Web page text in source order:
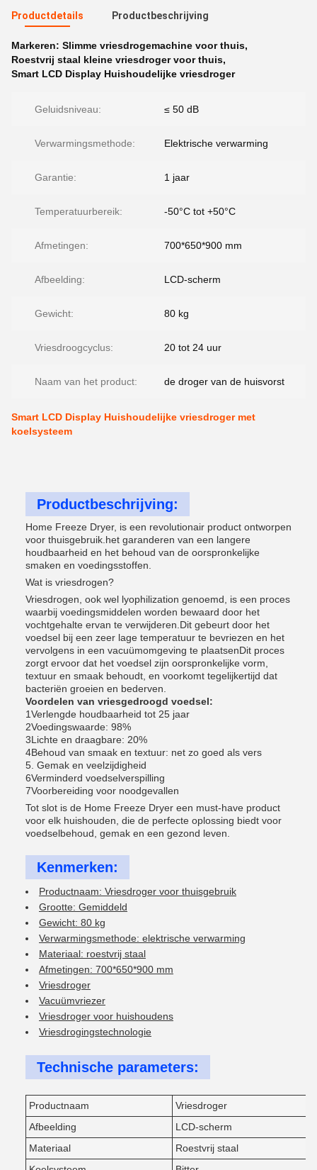
Productdetails Productbeschrijving
Markeren: Slimme vriesdrogemachine voor thuis,
Roestvrij staal kleine vriesdroger voor thuis,
Smart LCD Display Huishoudelijke vriesdroger
Geluidsniveau: ≤ 50 dB
Verwarmingsmethode: Elektrische verwarming
Garantie: 1 jaar
Temperatuurbereik: -50°C tot +50°C
Afmetingen: 700*650*900 mm
Afbeelding: LCD-scherm
Gewicht: 80 kg
Vriesdroogcyclus: 20 tot 24 uur
Naam van het product: de droger van de huisvorst
Smart LCD Display Huishoudelijke vriesdroger met
koelsysteem
Productbeschrijving:
Home Freeze Dryer, is een revolutionair product ontworpen
voor thuisgebruik.het garanderen van een langere
houdbaarheid en het behoud van de oorspronkelijke
smaken en voedingsstoffen.
Wat is vriesdrogen?
Vriesdrogen, ook wel lyophilization genoemd, is een proces
waarbij voedingsmiddelen worden bewaard door het
vochtgehalte ervan te verwijderen.Dit gebeurt door het
voedsel bij een zeer lage temperatuur te bevriezen en het
vervolgens in een vacuümomgeving te plaatsenDit proces
zorgt ervoor dat het voedsel zijn oorspronkelijke vorm,
textuur en smaak behoudt, en voorkomt tegelijkertijd dat
bacteriën groeien en bederven.
Voordelen van vriesgedroogd voedsel:
1Verlengde houdbaarheid tot 25 jaar
2Voedingswaarde: 98%
3Lichte en draagbare: 20%
4Behoud van smaak en textuur: net zo goed als vers
5. Gemak en veelzijdigheid
6Verminderd voedselverspilling
7Voorbereiding voor noodgevallen
Tot slot is de Home Freeze Dryer een must-have product
voor elk huishouden, die de perfecte oplossing biedt voor
voedselbehoud, gemak en een gezond leven.
Kenmerken:
Productnaam: Vriesdroger voor thuisgebruik
Grootte: Gemiddeld
Gewicht: 80 kg
Verwarmingsmethode: elektrische verwarming
Materiaal: roestvrij staal
Afmetingen: 700*650*900 mm
Vriesdroger
Vacuümvriezer
Vriesdroger voor huishoudens
Vriesdrogingstechnologie
Technische parameters:
Productnaam
Vriesdroger
Afbeelding
LCD-scherm
Materiaal
Roestvrij staal